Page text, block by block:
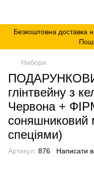
Безкоштовна доставка
Набори
глінтвейну з
Червона +
соняшниковий
спеціями)
Артикул: 876 Написати